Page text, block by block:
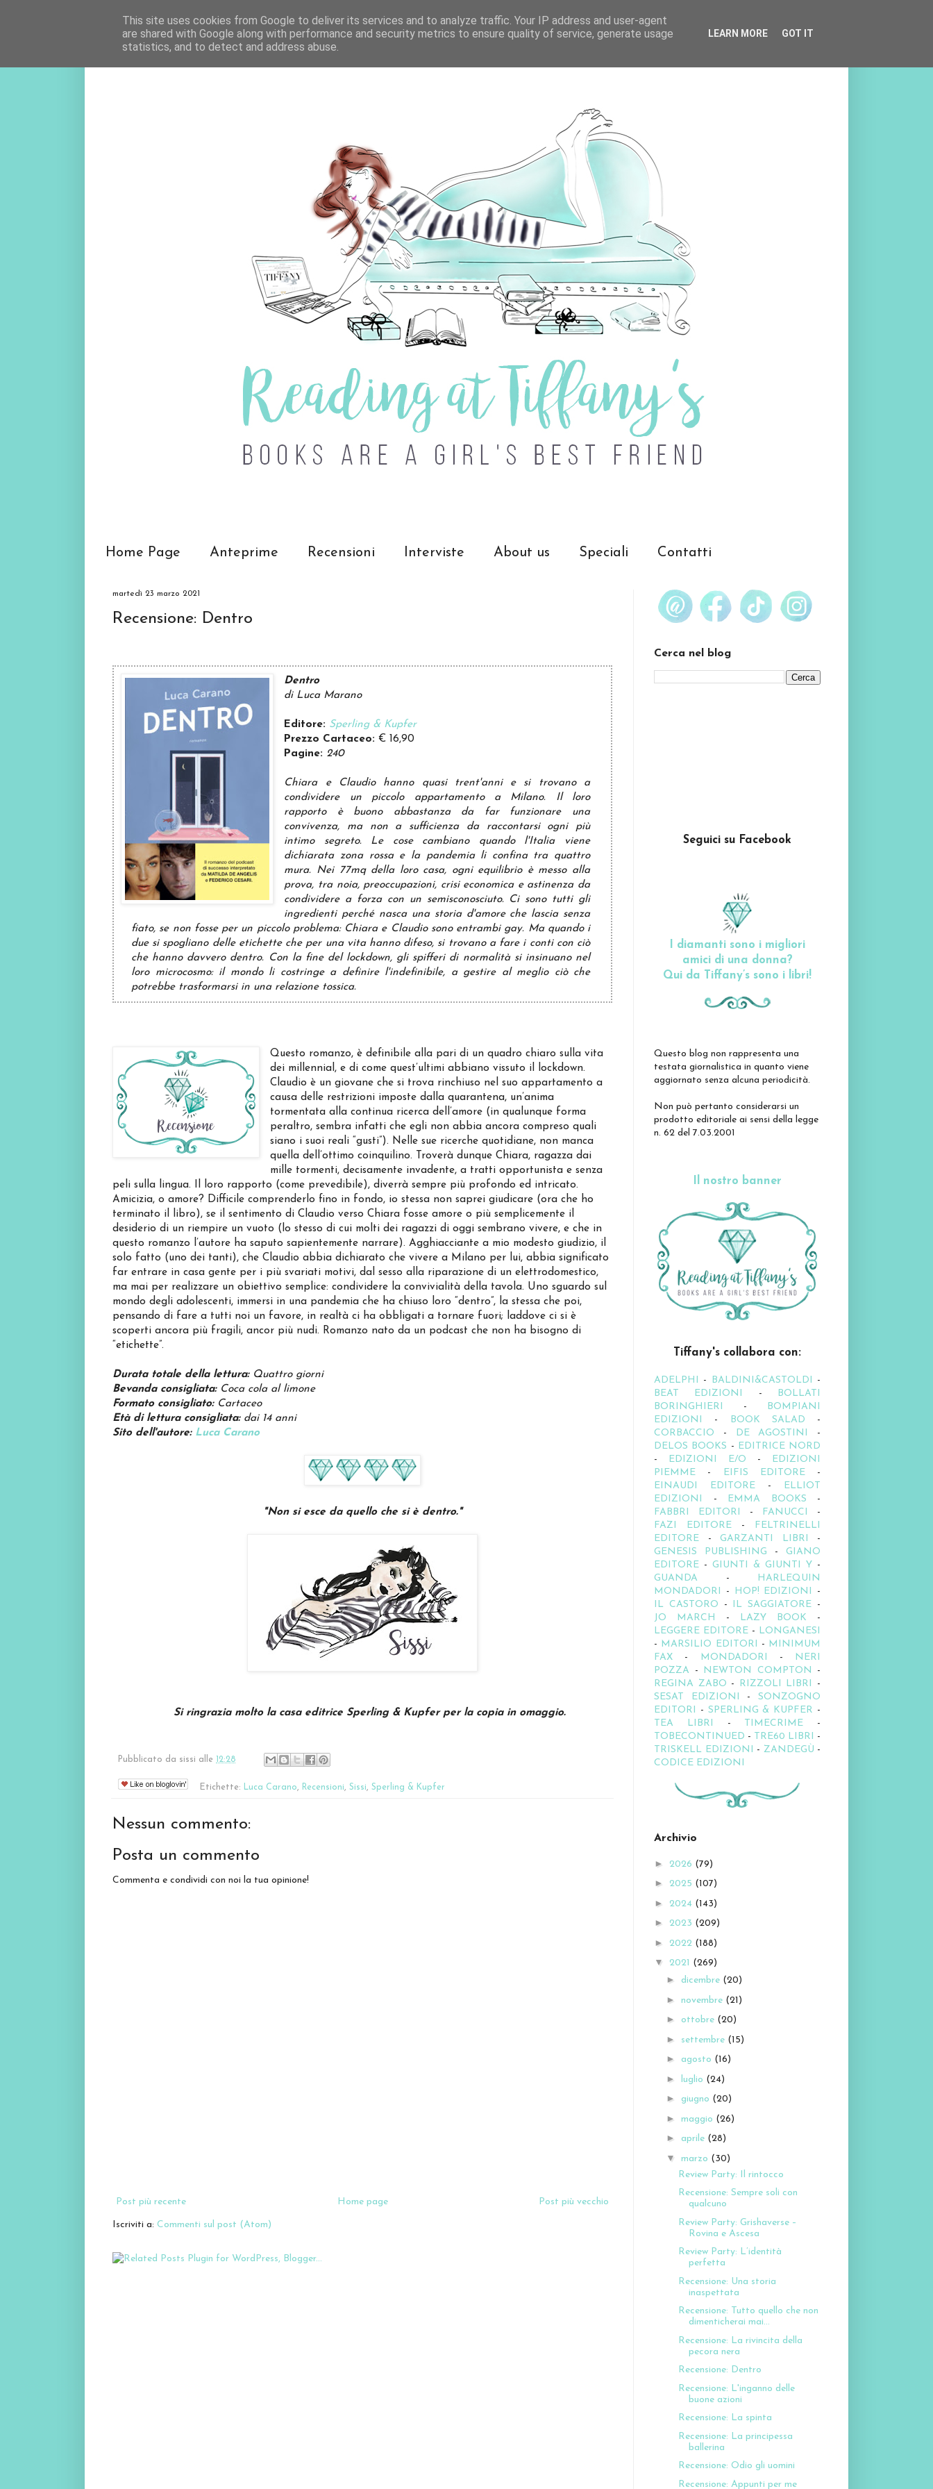
Home Page Anteprime Recensioni Interviste About us Speciali Contatti
martedì 23 marzo 2021
Recensione: Dentro
Dentro
di Luca Marano
Editore: Sperling & Kupfer
Prezzo Cartaceo: € 16,90
Pagine: 240
Chiara e Claudio hanno quasi trent'anni e si trovano a
condividere un piccolo appartamento a Milano. Il loro
rapporto è buono abbastanza da far funzionare una
convivenza, ma non a sufficienza da raccontarsi ogni più
intimo segreto. Le cose cambiano quando l'Italia viene
dichiarata zona rossa e la pandemia li confina tra quattro
mura. Nei 77mq della loro casa, ogni equilibrio è messo alla
prova, tra noia, preoccupazioni, crisi economica e astinenza da
condividere a forza con un semisconosciuto. Ci sono tutti gli
ingredienti perché nasca una storia d'amore che lascia senza
fiato, se non fosse per un piccolo problema: Chiara e Claudio sono entrambi gay. Ma quando i
due si spogliano delle etichette che per una vita hanno difeso, si trovano a fare i conti con ciò
che hanno davvero dentro. Con la fine del lockdown, gli spifferi di normalità si insinuano nel
loro microcosmo: il mondo li costringe a definire l'indefinibile, a gestire al meglio ciò che
potrebbe trasformarsi in una relazione tossica.
Questo romanzo, è definibile alla pari di un quadro chiaro sulla vita
dei millennial, e di come quest’ultimi abbiano vissuto il lockdown.
Claudio è un giovane che si trova rinchiuso nel suo appartamento a
causa delle restrizioni imposte dalla quarantena, un’anima
tormentata alla continua ricerca dell’amore (in qualunque forma
peraltro, sembra infatti che egli non abbia ancora compreso quali
siano i suoi reali “gusti”). Nelle sue ricerche quotidiane, non manca
quella dell’ottimo coinquilino. Troverà dunque Chiara, ragazza dai
mille tormenti, decisamente invadente, a tratti opportunista e senza
peli sulla lingua. Il loro rapporto (come prevedibile), diverrà sempre più profondo ed intricato.
Amicizia, o amore? Difficile comprenderlo fino in fondo, io stessa non saprei giudicare (ora che ho
terminato il libro), se il sentimento di Claudio verso Chiara fosse amore o più semplicemente il
desiderio di un riempire un vuoto (lo stesso di cui molti dei ragazzi di oggi sembrano vivere, e che in
questo romanzo l’autore ha saputo sapientemente narrare). Agghiacciante a mio modesto giudizio, il
solo fatto (uno dei tanti), che Claudio abbia dichiarato che vivere a Milano per lui, abbia significato
far entrare in casa gente per i più svariati motivi, dal sesso alla riparazione di un elettrodomestico,
ma mai per realizzare un obiettivo semplice: condividere la convivialità della tavola. Uno sguardo sul
mondo degli adolescenti, immersi in una pandemia che ha chiuso loro “dentro”, la stessa che poi,
pensando di fare a tutti noi un favore, in realtà ci ha obbligati a tornare fuori; laddove ci si è
scoperti ancora più fragili, ancor più nudi. Romanzo nato da un podcast che non ha bisogno di
“etichette”.
Durata totale della lettura:Quattro giorni
Bevanda consigliata: Coca cola al limone
Formato consigliato: Cartaceo
Età di lettura consigliata:dai 14 anni
Sito dell'autore: Luca Carano
"Non si esce da quello che si è dentro."
Si ringrazia molto la casa editrice Sperling & Kupfer per la copia in omaggio.
Pubblicato da sissi alle 12:28
Etichette: Luca Carano, Recensioni, Sissi, Sperling & Kupfer
Nessun commento:
Posta un commento
Commenta e condividi con noi la tua opinione!
Post più recente Post più vecchio
Home page
Iscriviti a: Commenti sul post (Atom)
Cerca nel blog
Seguici su Facebook
I diamanti sono i migliori
amici di una donna?
Qui da Tiffany’s sono i libri!
Questo blog non rappresenta una
testata giornalistica in quanto viene
aggiornato senza alcuna periodicità.
Non può pertanto considerarsi un
prodotto editoriale ai sensi della legge
n. 62 del 7.03.2001
Il nostro banner
Tiffany's collabora con:
ADELPHI - BALDINI&CASTOLDI -
BEAT EDIZIONI
- BOLLATI
BORINGHIERI - BOMPIANI
EDIZIONI
- BOOK SALAD -
CORBACCIO - DE AGOSTINI
-
DELOS BOOKS - EDITRICE NORD
- EDIZIONI E/O - EDIZIONI
PIEMME - EIFIS EDITORE-
EINAUDI EDITORE - ELLIOT
EDIZIONI
- EMMA BOOKS -
FABBRI EDITORI
- FANUCCI
-
FAZI EDITORE - FELTRINELLI
EDITORE - GARZANTI LIBRI -
GENESIS PUBLISHING - GIANO
EDITORE - GIUNTI & GIUNTI Y -
GUANDA - HARLEQUIN
MONDADORI
- HOP! EDIZIONI
-
IL CASTORO - IL SAGGIATORE -
JO MARCH - LAZY BOOK -
LEGGERE EDITORE - LONGANESI
- MARSILIO EDITORI - MINIMUM
FAX - MONDADORI - NERI
POZZA - NEWTON COMPTON -
REGINA ZABO - RIZZOLI LIBRI
-
SESAT EDIZIONI
-SONZOGNO
EDITORI - SPERLING & KUPFER -
TEA LIBRI
- TIMECRIME -
TOBECONTINUED - TRE60 LIBRI -
TRISKELL EDIZIONI - ZANDEGÙ -
CODICE EDIZIONI
Archivio
► 2026 (79)
► 2025 (107)
► 2024 (143)
► 2023 (209)
► 2022 (188)
▼ 2021 (269)
► dicembre (20)
► novembre (21)
► ottobre (20)
► settembre (15)
► agosto (16)
► luglio (24)
► giugno (20)
► maggio (26)
► aprile (28)
▼ marzo (30)
Review Party: Il rintocco
Recensione: Sempre soli con
qualcuno
Review Party: Grishaverse –
Rovina e Ascesa
Review Party: L’identità
perfetta
Recensione: Una storia
inaspettata
Recensione: Tutto quello che non
dimenticherai mai...
Recensione: La rivincita della
pecora nera
Recensione: Dentro
Recensione: L'inganno delle
buone azioni
Recensione: La spinta
Recensione: La principessa
ballerina
Recensione: Odio gli uomini
Recensione: Appunti per me
This site uses cookies from Google to deliver its services and to analyze traffic. Your IP address and user-agent
are shared with Google along with performance and security metrics to ensure quality of service, generate usage
statistics, and to detect and address abuse.
LEARN MORE GOT IT